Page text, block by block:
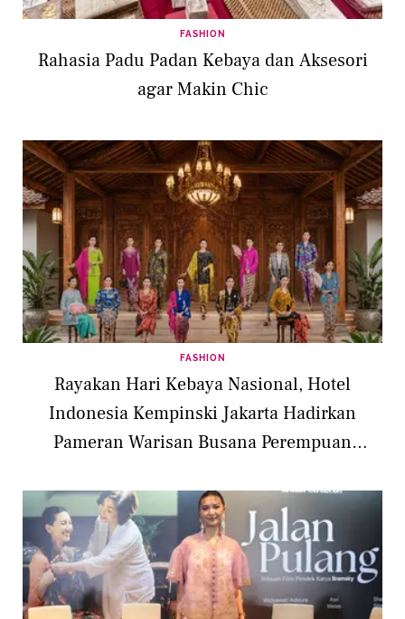
FASHION
Rahasia Padu Padan Kebaya dan Aksesori
agar Makin Chic
FASHION
Rayakan Hari Kebaya Nasional, Hotel
Indonesia Kempinski Jakarta Hadirkan
Pameran Warisan Busana Perempuan